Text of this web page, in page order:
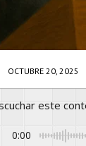
OCTUBRE 20, 2025
este
0:00